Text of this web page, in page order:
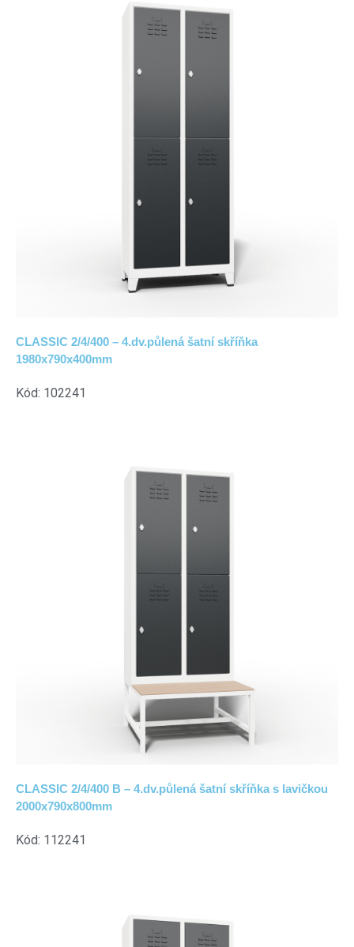
CLASSIC 2/4/400 – 4.dv.půlená šatní skříňka
1980x790x400mm
Kód: 102241
CLASSIC 2/4/400 B – 4.dv.půlená šatní skříňka s lavičkou
2000x790x800mm
Kód: 112241